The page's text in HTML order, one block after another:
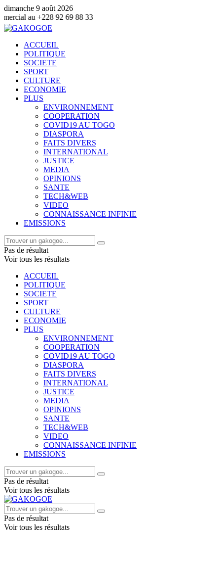
dimanche 9 août 2026
88 33
ACCUEIL
POLITIQUE
SOCIETE
SPORT
CULTURE
ECONOMIE
PLUS
ENVIRONNEMENT
COOPERATION
COVID19 AU TOGO
DIASPORA
FAITS DIVERS
INTERNATIONAL
JUSTICE
MEDIA
OPINIONS
SANTE
TECH&WEB
VIDEO
CONNAISSANCE INFINIE
EMISSIONS
Pas de résultat
Voir tous les résultats
ACCUEIL
POLITIQUE
SOCIETE
SPORT
CULTURE
ECONOMIE
PLUS
ENVIRONNEMENT
COOPERATION
COVID19 AU TOGO
DIASPORA
FAITS DIVERS
INTERNATIONAL
JUSTICE
MEDIA
OPINIONS
SANTE
TECH&WEB
VIDEO
CONNAISSANCE INFINIE
EMISSIONS
Pas de résultat
Voir tous les résultats
Pas de résultat
Voir tous les résultats